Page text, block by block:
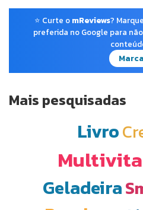
⭐ Curte o mReviews?
preferida no Google para
Mais pesquisadas
Livro
Geladeira